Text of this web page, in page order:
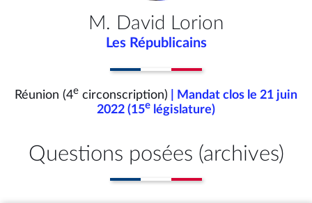
M. David Lorion
Les Républicains
Réunion (4e circonscription)
| Mandat clos le 21 juin
2022 (15e législature)
Questions posées (archives)